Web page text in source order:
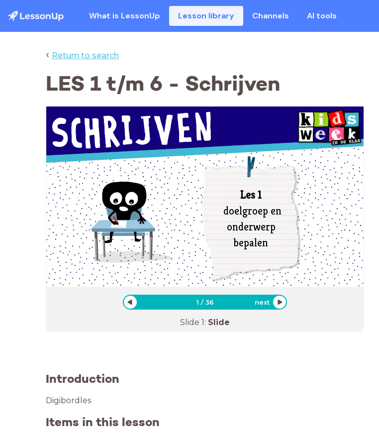
What is LessonUp Lesson library Channels AI tools
‹ Return to search
LES 1 t/m 6 - Schrijven
Les 1
doelgroep en
onderwerp
bepalen
1 /36 next
Slide 1: Slide
Introduction
Digibordles
Items in this lesson